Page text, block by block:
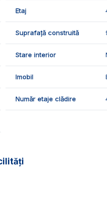
usa metalica.
urmatoarele finisaje:
suntem disponibili
Etaj
Suprafață construită
Stare interior
Imobil
Număr etaje clădire